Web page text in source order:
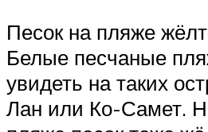
Песок на пляже
Белые песчаные
увидеть на таких
Лан или Ко-Самет.